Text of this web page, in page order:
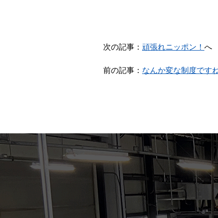
次の記事： 頑張れニッポン！ へ
前の記事： なんか変な制度です